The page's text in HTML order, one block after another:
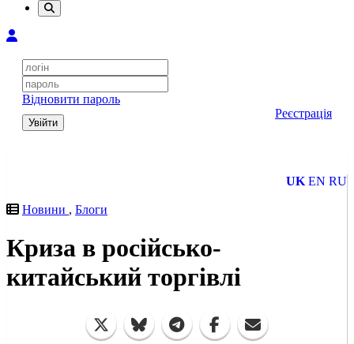
Відновити пароль
Увійти
Реєстрація
UK EN RU
Новини , Блоги
Криза в російсько-
китайський торгівлі